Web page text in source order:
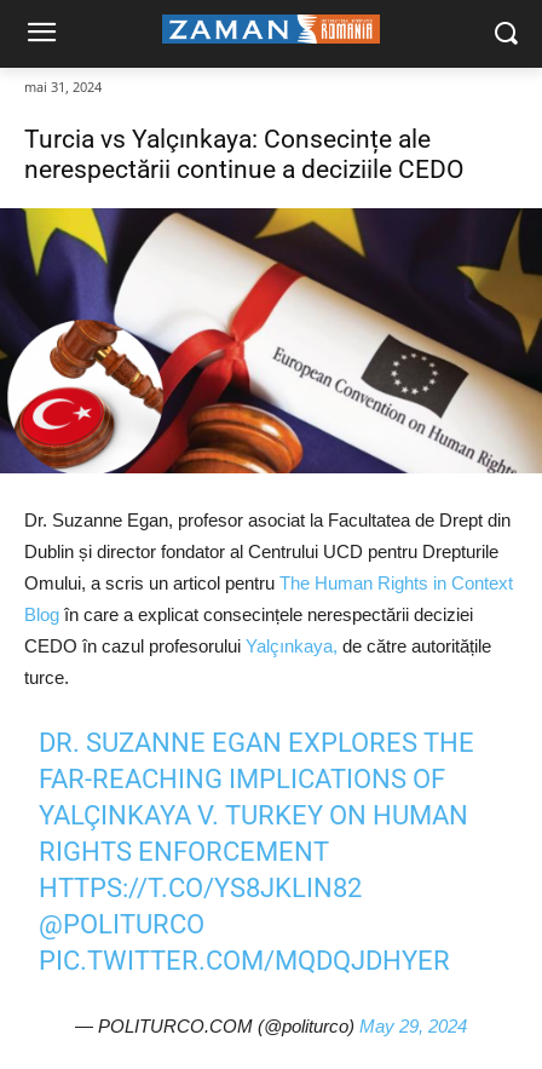
mai 31, 2024
Turcia vs Yalçınkaya: Consecințe ale
nerespectării continue a deciziile CEDO
Dr. Suzanne Egan, profesor asociat la Facultatea de Drept din
Dublin și director fondator al Centrului UCD pentru Drepturile
Omului, a scris un articol pentru The Human Rights in Context
Blog în care a explicat consecințele nerespectării deciziei
CEDO în cazul profesorului Yalçınkaya, de către autoritățile
turce.
DR. SUZANNE EGAN EXPLORES THE
FAR-REACHING IMPLICATIONS OF
YALÇINKAYA V. TURKEY ON HUMAN
RIGHTS ENFORCEMENT
HTTPS://T.CO/YS8JKLIN82
@POLITURCO
PIC.TWITTER.COM/MQDQJDHYER
— POLITURCO.COM (@politurco) May 29, 2024